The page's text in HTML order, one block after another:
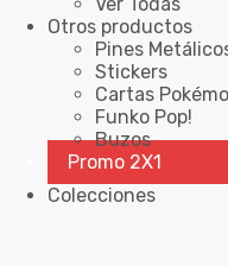
Otros productos
Pines
Stickers
Cartas
Funko Pop!
Buzos
Promo 2X1
Colecciones